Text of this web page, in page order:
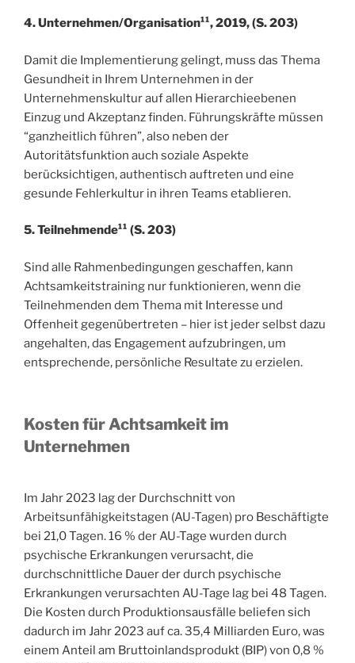
4. Unternehmen/Organisation¹¹, 2019, (S. 203)
Damit die Implementierung gelingt, muss das Thema
Gesundheit in Ihrem Unternehmen in der
Unternehmenskultur auf allen Hierarchieebenen
Einzug und Akzeptanz finden. Führungskräfte müssen
“ganzheitlich führen”, also neben der
Autoritätsfunktion auch soziale Aspekte
berücksichtigen, authentisch auftreten und eine
gesunde Fehlerkultur in ihren Teams etablieren.
5. Teilnehmende¹¹ (S. 203)
Sind alle Rahmenbedingungen geschaffen, kann
Achtsamkeitstraining nur funktionieren, wenn die
Teilnehmenden dem Thema mit Interesse und
Offenheit gegenübertreten – hier ist jeder selbst dazu
angehalten, das Engagement aufzubringen, um
entsprechende, persönliche Resultate zu erzielen.
Kostenfür Achtsamkeit im
Unternehmen
Im Jahr 2023 lag der Durchschnitt von
Arbeitsunfähigkeitstagen (AU-Tagen) pro Beschäftigte
bei 21,0 Tagen. 16 % der AU-Tage wurden durch
psychische Erkrankungen verursacht, die
durchschnittliche Dauer der durch psychische
Erkrankungen verursachten AU-Tage lag bei 48 Tagen.
Die Kosten durch Produktionsausfälle beliefen sich
dadurch im Jahr 2023 auf ca. 35,4 Milliarden Euro, was
einem Anteil am Bruttoinlandsprodukt (BIP) von 0,8 %